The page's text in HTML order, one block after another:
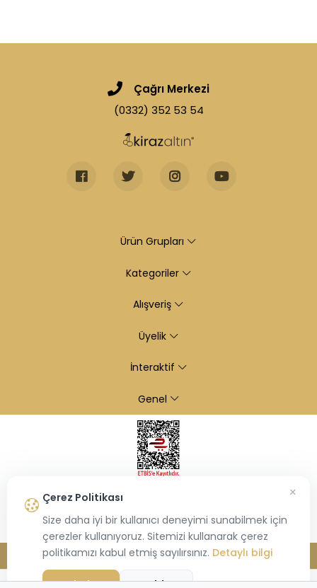
Çağrı Merkezi
(0332) 352 53 54
Ürün Grupları
Kategoriler
Alışveriş
Üyelik
İnteraktif
Genel
© 2026 Kiraz Altın- Tüm hakları saklıdır.
Bu site,Hiosis®tarafından geliştirilmişE-Ticaretpaketleri ile oluşturulmuştur.
Çerez Politikası
Size daha iyi bir kullanıcı deneyimi sunabilmek için
çerezler kullanıyoruz. Sitemizi kullanarak çerez
politikamızı kabul etmiş sayılırsınız. Detaylı bilgi
Kabul Et Reddet
×